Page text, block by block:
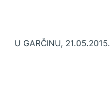
U GARČINU, 21.05.2015.